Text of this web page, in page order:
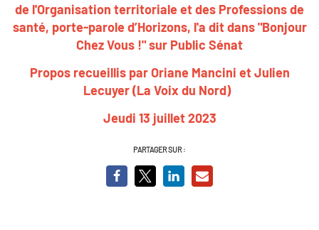
de l'Organisation territoriale et des Professions de
santé, porte-parole d’Horizons, l'a dit dans "Bonjour
Chez Vous !" sur Public Sénat
Propos recueillis par Oriane Mancini et Julien
Lecuyer (La Voix du Nord)
Jeudi 13 juillet 2023
PARTAGER SUR :